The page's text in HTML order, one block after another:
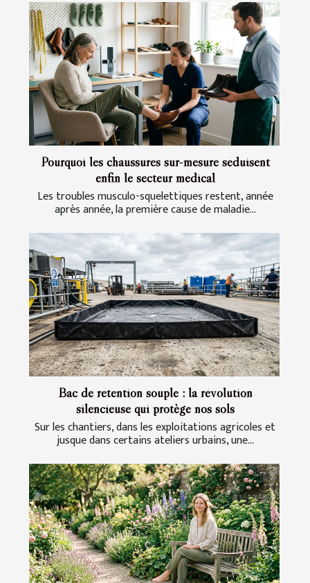
Pourquoi les chaussures sur-mesure séduisent
enfin le secteur médical
Les troubles musculo-squelettiques restent, année
après année, la première cause de maladie...
Bac de rétention souple : la révolution
silencieuse qui protège nos sols
Sur les chantiers, dans les exploitations agricoles et
jusque dans certains ateliers urbains, une...